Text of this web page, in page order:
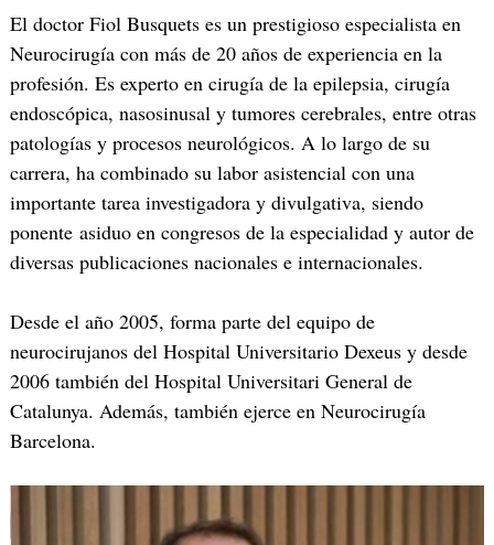
El doctor Fiol Busquets es un prestigioso especialista en
Neurocirugía con más de 20 años de experiencia en la
profesión. Es experto en cirugía de la epilepsia, cirugía
endoscópica, nasosinusal y tumores cerebrales, entre otras
patologías y procesos neurológicos. A lo largo de su
carrera, ha combinado su labor asistencial con una
importante tarea investigadora y divulgativa, siendo
ponente asiduo en congresos de la especialidad y autor de
diversas publicaciones nacionales e internacionales.
Desde el año 2005, forma parte del equipo de
neurocirujanos del Hospital Universitario Dexeus y desde
2006 también del Hospital Universitari General de
Catalunya. Además, también ejerce en Neurocirugía
Barcelona.